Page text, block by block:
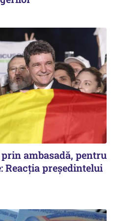
ambasadă, pentru
Reacția președintelui